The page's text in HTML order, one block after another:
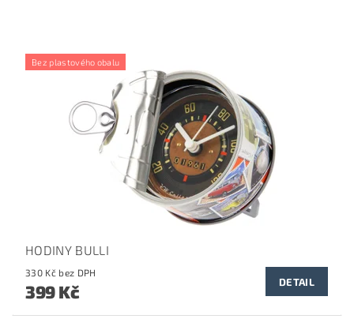
Bez plastového obalu
HODINY BULLI
330 Kč bez DPH
399 Kč DETAIL